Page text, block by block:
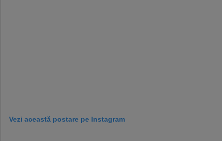
Vezi această postare pe Instagram